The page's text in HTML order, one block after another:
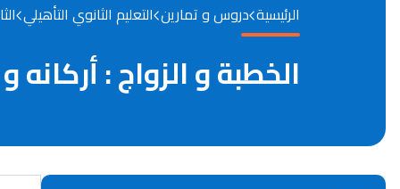
الرئيسية دروس و تمارين التعليم الثانوي التأهيلي
الخطبة و الزواج :